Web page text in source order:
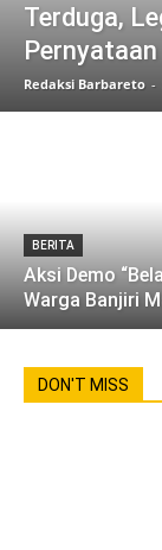
Terduga,
Redaksi Barbareto -
BERITA
Aksi Demo
Warga Banjiri
DON'T MISS